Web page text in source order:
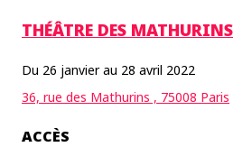
THÉÂTRE DES MATHURINS
Du 26 janvier au 28 avril 2022
36, rue des Mathurins , 75008 Paris
ACCÈS